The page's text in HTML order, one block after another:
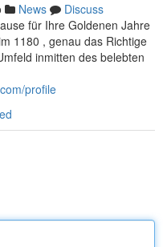
News
Discuss
für Ihre Goldenen Jahre
1180 , genau das Richtige
inmitten des belebten
profile